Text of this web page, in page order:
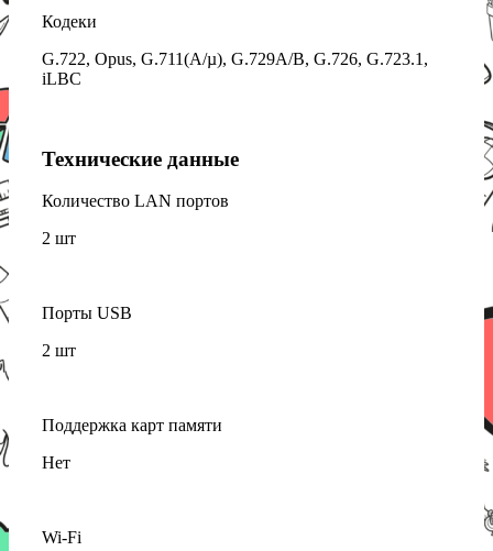
Кодеки
G.722, Opus, G.711(A/µ), G.729A/B, G.726, G.723.1,
iLBC
Технические данные
Количество LAN портов
2 шт
Порты USB
2 шт
Поддержка карт памяти
Нет
Wi-Fi